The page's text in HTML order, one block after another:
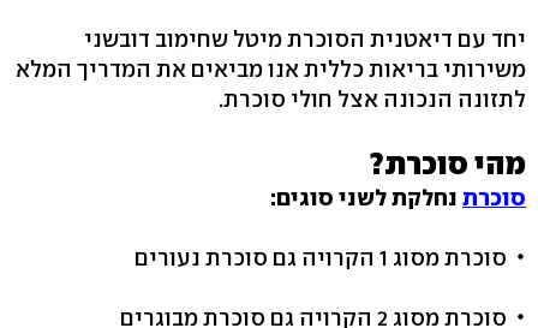
יחד עם דיאטנית הסוכרת מיטל שחימוב דובשני
משירותי בריאות כללית אנו מביאים את המדריך המלא
לתזונה הנכונה אצל חולי סוכרת.
מהי סוכרת?
סוכרת נחלקת לשני סוגים:
סוכרת מסוג 1 הקרויה גם סוכרת נעורים
סוכרת מסוג 2 הקרויה גם סוכרת מבוגרים